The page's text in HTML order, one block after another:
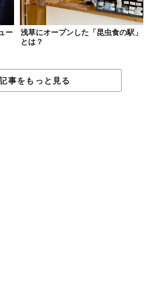
ー
浅草にオープンした「昆虫食の駅」
とは？
事をもっと見る